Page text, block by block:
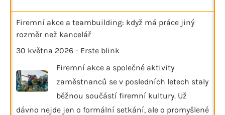
Firemní akce a teambuilding: když má práce jiný
rozměr než kancelář
30 května 2026 - Erste blink
Firemní akce a společné aktivity
zaměstnanců se v posledních letech staly
běžnou součástí firemní kultury. Už
dávno nejde jen o formální setkání, ale o promyšlené